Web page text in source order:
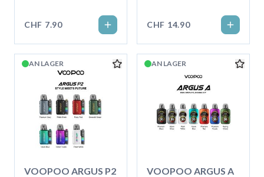
CHF 7.90 CHF 14.90
AN LAGER
VOOPOO ARGUS P2
AN LAGER
VOOPOO ARGUS A